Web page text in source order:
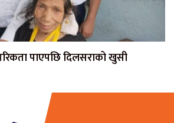
पाएपछि दिलसराको खुसी